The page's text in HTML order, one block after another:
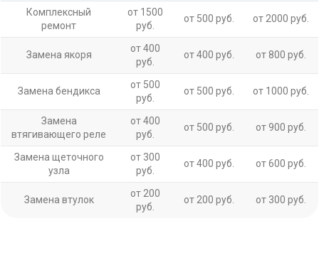
Комплексный
ремонт
от 1500
руб.
от 500 руб. от 2000 руб.
Замена якоря
от 400
руб.
от 400 руб. от 800 руб.
Замена бендикса
от 500
руб.
от 500 руб. от 1000 руб.
Замена
втягивающего реле
от 400
руб.
от 500 руб. от 900 руб.
Замена щеточного
узла
от 300
руб.
от 400 руб. от 600 руб.
Замена втулок
от 200
руб.
от 200 руб. от 300 руб.